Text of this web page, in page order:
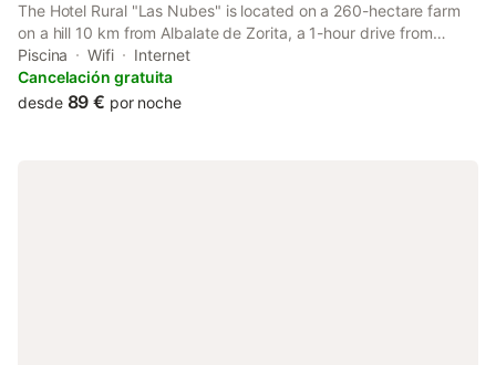
The Hotel Rural "Las Nubes" is located on a 260-hectare farm
on a hill 10 km from Albalate de Zorita, a 1-hour drive from
Madrid. It offers a seasonal outdoor pool and stylish
accommodation with a private balcony.
Piscina Wifi
Internet
Cancelación gratuita
desde 89 € por noche